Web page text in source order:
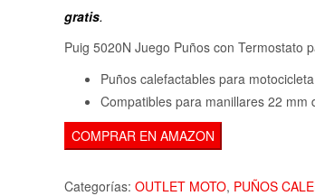
gratis.
Puig 5020N Juego Puños con Termostato
Puños calefactables para
Compatibles para manillares 22 mm
COMPRAR EN AMAZON
Categorías: OUTLET MOTO, PUÑOS